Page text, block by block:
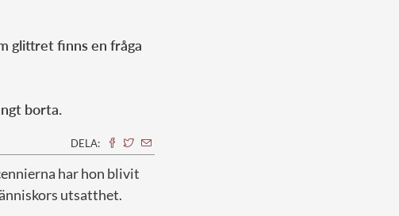
glittret finns en fråga
borta.
DELA:
har hon blivit
utsatthet.